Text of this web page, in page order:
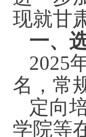
现就甘
一、
2025
名，常
定向
学院等